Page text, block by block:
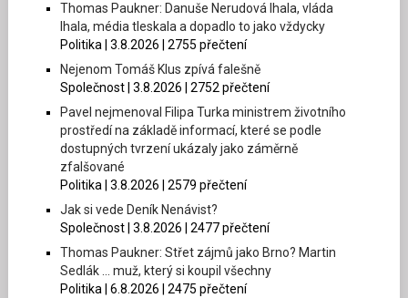
Thomas Paukner: Danuše Nerudová lhala, vláda
lhala, média tleskala a dopadlo to jako vždycky
Politika | 3.8.2026 | 2755 přečtení
Nejenom Tomáš Klus zpívá falešně
Společnost | 3.8.2026 | 2752 přečtení
Pavel nejmenoval Filipa Turka ministrem životního
prostředí na základě informací, které se podle
dostupných tvrzení ukázaly jako záměrně
zfalšované
Politika | 3.8.2026 | 2579 přečtení
Jak si vede Deník Nenávist?
Společnost | 3.8.2026 | 2477 přečtení
Thomas Paukner: Střet zájmů jako Brno? Martin
Sedlák … muž, který si koupil všechny
Politika | 6.8.2026 | 2475 přečtení